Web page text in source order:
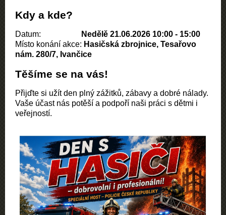
Kdy a kde?
Datum:
Nedělě 21.06.2026 10:00 - 15:00
Místo konání akce: Hasičská zbrojnice, Tesařovo
nám. 280/7, Ivančice
Těšíme se na vás!
Přijďte si užít den plný zážitků, zábavy a dobré nálady.
Vaše účast nás potěší a podpoří naši práci s dětmi i
veřejností.